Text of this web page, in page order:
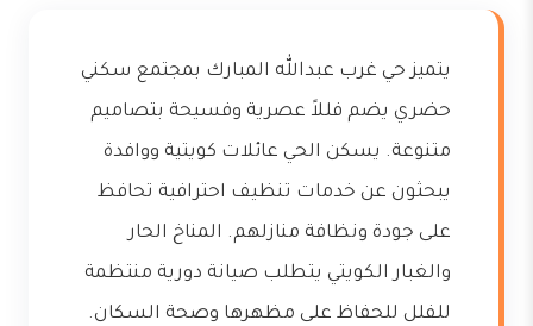
يتميز حي غرب عبدالله المبارك بمجتمع سكني
حضري يضم فللاً عصرية وفسيحة بتصاميم
متنوعة. يسكن الحي عائلات كويتية ووافدة
يبحثون عن خدمات تنظيف احترافية تحافظ
على جودة ونظافة منازلهم. المناخ الحار
والغبار الكويتي يتطلب صيانة دورية منتظمة
للفلل للحفاظ على مظهرها وصحة السكان.